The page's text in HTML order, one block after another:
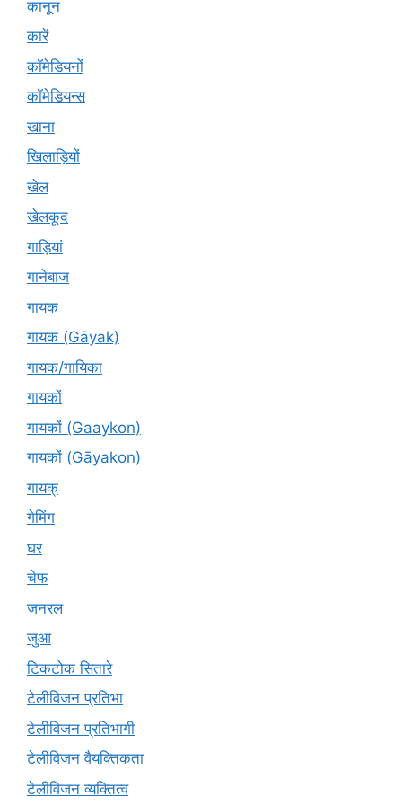
कानून
कारें
कॉमेडियनों
कॉमेडियन्स
खाना
खिलाड़ियों
खेल
खेलकूद
गाड़ियां
गानेबाज
गायक
गायक (Gāyak)
गायक/गायिका
गायकों
गायकों (Gaaykon)
गायकों (Gāyakon)
गायक्
गेमिंग
घर
चेफ
जनरल
जुआ
टिकटोक सितारे
टेलीविजन प्रतिभा
टेलीविजन प्रतिभागी
टेलीविजन वैयक्तिकता
टेलीविजन व्यक्तित्व